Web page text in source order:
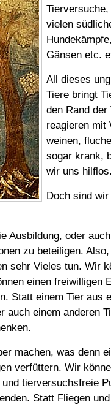
vielen
Gänsen etc.
All dieses
Tiere bringt
den Rand
reagieren mit
weinen,
sogar krank,
wir uns
Doch sind
Ausbildung, oder
zu beteiligen.
sehr Vieles tun. Wir
einen freiwilligen
Statt einem Tier aus
auch einem anderen
machen, was denn
verfüttern. Wir
tierversuchsfreie
Statt Fliegen